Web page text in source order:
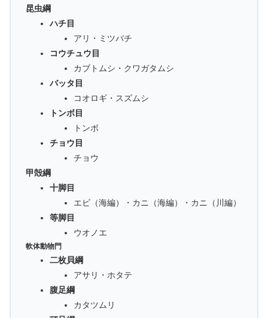
昆虫綱
ハチ目
アリ・ミツバチ
コウチュウ目
カブトムシ・クワガタムシ
バッタ目
コオロギ・スズムシ
トンボ目
トンボ
チョウ目
チョウ
甲殻綱
十脚目
エビ（海編）・カニ（海編）・カニ（川編）
等脚目
ウオノエ
軟体動物門
二枚貝綱
アサリ・ホタテ
腹足綱
カタツムリ